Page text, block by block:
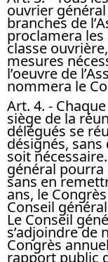
ouvrier
branches de
proclamera
classe
mesures
l’oeuvre de
nommera le
Art. 4. -
siège de la
délégués se
désignés, sans
soit
général pourra
sans en
ans, le
Conseil
Le Conseil
s’adjoindre de
Congrès
rapport public